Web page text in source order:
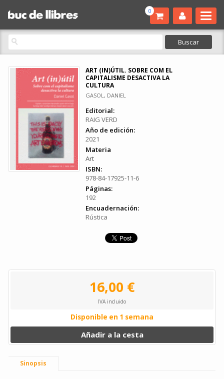
0
ART (IN)ÚTIL. SOBRE COM EL
CAPITALISME DESACTIVA LA
CULTURA
GASOL, DANIEL
Editorial:
RAIG VERD
Año de edición:
2021
Materia
Art
ISBN:
978-84-17925-11-6
Páginas:
192
Encuadernación:
Rústica
16,00 €
IVA incluido
Disponible en 1 semana
Añadir a la cesta
Sinopsis